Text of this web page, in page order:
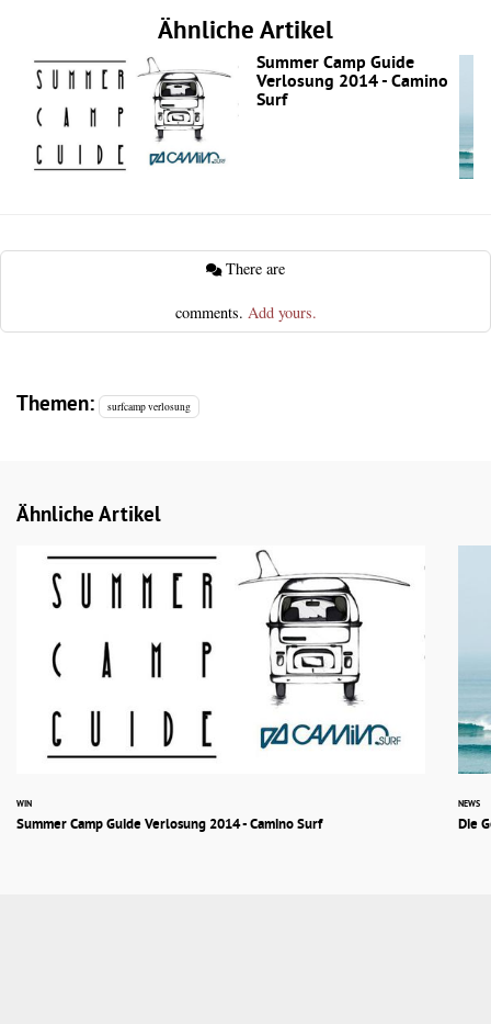
Ähnliche Artikel
Summer Camp Guide
Verlosung 2014 - Camino
Surf
comments. Add yours.
Themen: surfcamp verlosung
Ähnliche Artikel
WIN
Summer Camp Guide Verlosung 2014 - Camino Surf
NEWS
Die